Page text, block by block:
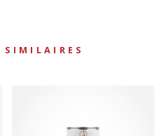
SIMILAIRES